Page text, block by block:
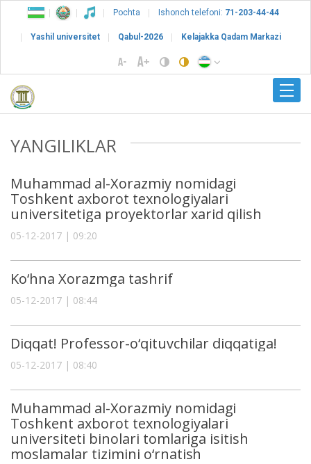
Pochta Ishonch telefoni: 71-203-44-44
Yashil universitet Qabul-2026 Kelajakka Qadam Markazi
YANGILIKLAR
Muhammad al-Xorazmiy nomidagi
Toshkent axborot texnologiyalari
universitetiga proyektorlar xarid qilish
05-12-2017 | 09:20
Ko‘hna Xorazmga tashrif
05-12-2017 | 08:44
Diqqat! Professor-o‘qituvchilar diqqatiga!
05-12-2017 | 08:40
Muhammad al-Xorazmiy nomidagi
Toshkent axborot texnologiyalari
universiteti binolari tomlariga isitish
moslamalar tizimini o‘rnatish